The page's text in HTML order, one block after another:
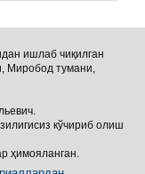
ишлаб чиқилган
Миробод тумани,
кўчириб олиш
ҳимояланган.